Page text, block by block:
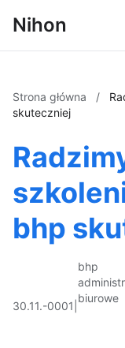
Nihon
Strona główna /
skuteczniej
bhp
30.11.-0001
bhp
biurowe